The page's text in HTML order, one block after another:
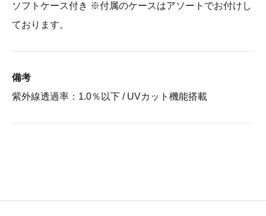
ソフトケース付き ※付属のケースはアソートでお付けし
ております。
備考
紫外線透過率：1.0％以下 / UVカット機能搭載